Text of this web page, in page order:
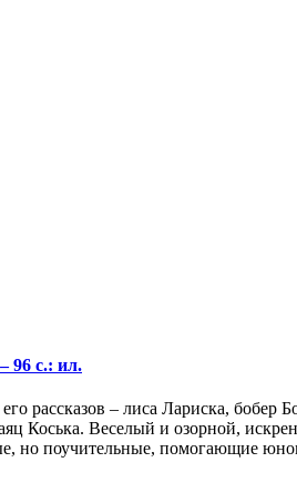
96 с.: ил.
рассказов – лиса Лариска, бобер
Коська. Веселый и озорной,
но поучительные, помогающие